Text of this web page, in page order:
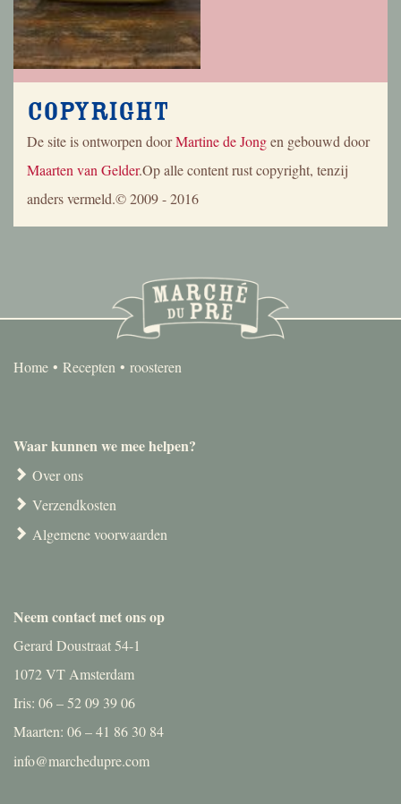
Copyright
De site is ontworpen doorMartine de Jongen gebouwd door
Maarten van Gelder.Op alle content rust copyright, tenzij
anders vermeld.© 2009 - 2016
Home Recepten roosteren
Waar kunnen we mee helpen?
Over ons
Verzendkosten
Algemene voorwaarden
Neem contact met ons op
Gerard Doustraat 54-1
1072 VT Amsterdam
Iris: 06 – 52 09 39 06
Maarten: 06 – 41 86 30 84
info@marchedupre.com